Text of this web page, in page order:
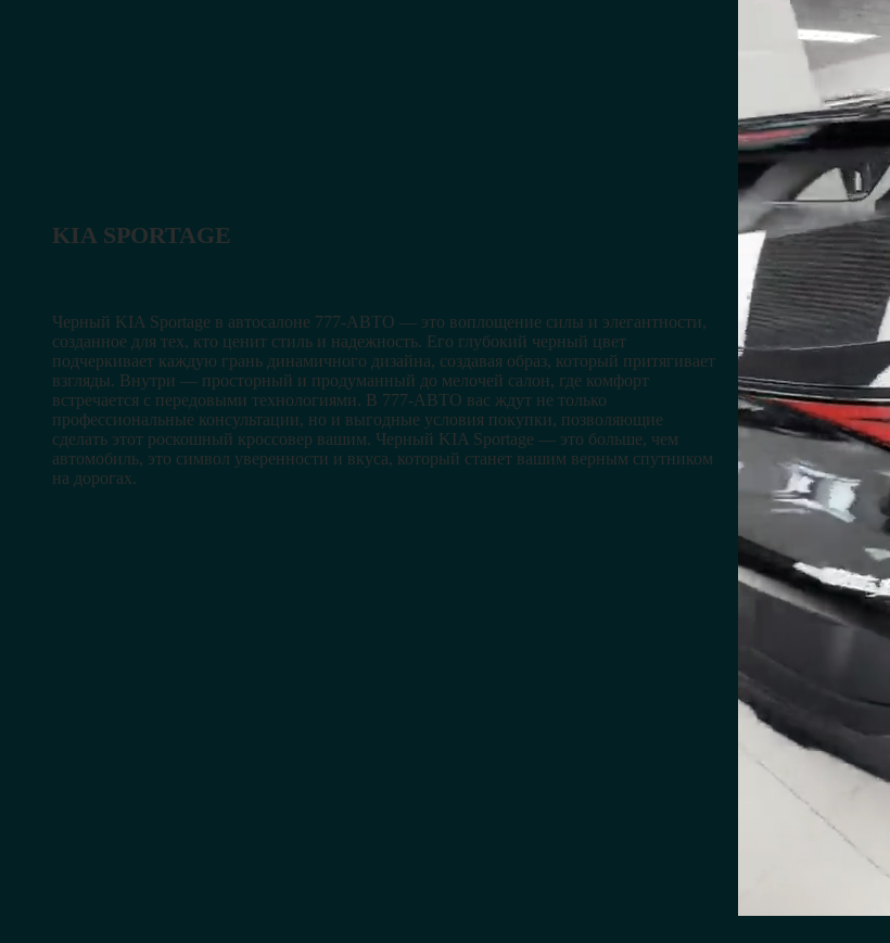
KIA SPORTAGE
Черный KIA Sportage в автосалоне 777-АВТО — это воплощение силы и элегантности,
созданное для тех, кто ценит стиль и надежность. Его глубокий черный цвет
подчеркивает каждую грань динамичного дизайна, создавая образ, который притягивает
взгляды. Внутри — просторный и продуманный до мелочей салон, где комфорт
встречается с передовыми технологиями. В 777-АВТО вас ждут не только
профессиональные консультации, но и выгодные условия покупки, позволяющие
сделать этот роскошный кроссовер вашим. Черный KIA Sportage — это больше, чем
автомобиль, это символ уверенности и вкуса, который станет вашим верным спутником
на дорогах.